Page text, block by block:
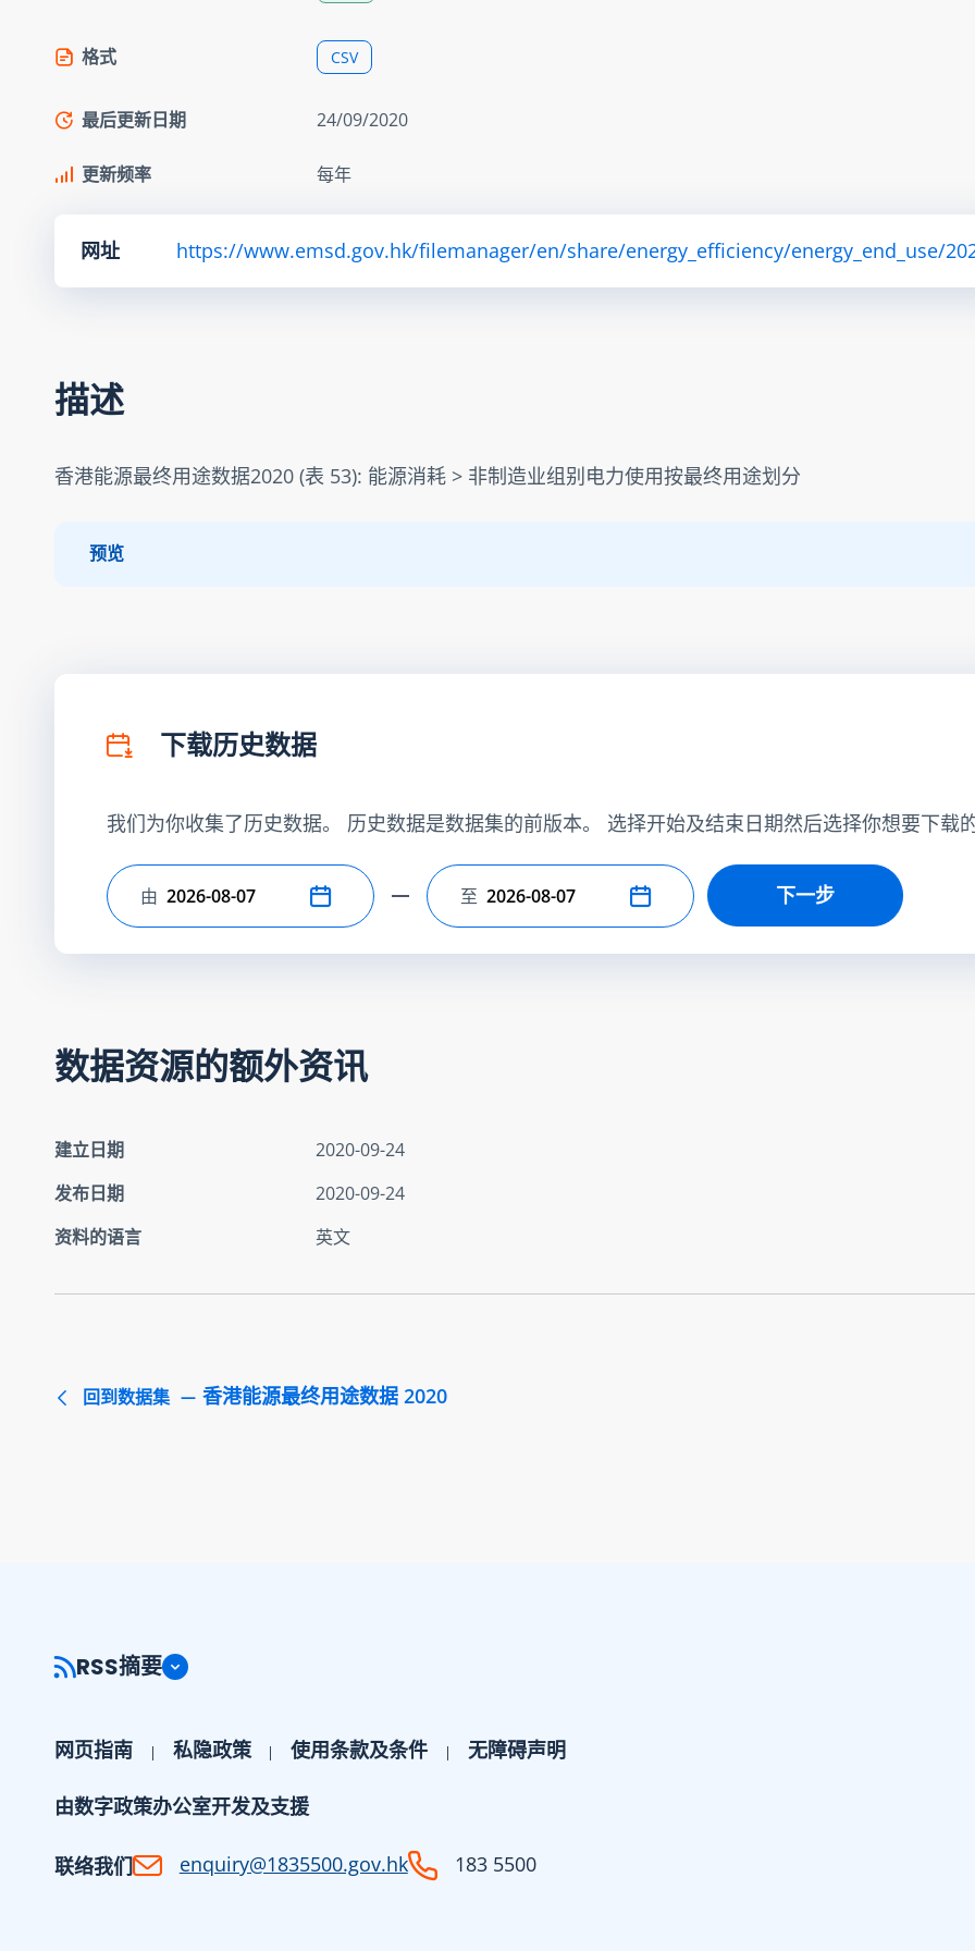
格式 CSV
最后更新日期 24/09/2020
更新频率 每年
网址 https://www.emsd.gov.hk/filemanager/en/share/energy_efficiency/energy_end_use/
描述
香港能源最终用途数据2020 (表 53): 能源消耗 > 非制造业组别电力使用按最终用途划分
预览
下载历史数据
我们为你收集了历史数据。 历史数据是数据集的前版本。 选择开始及结束日期然后选择你想要下载
选择开始日期
由 选择结束日期
至 下一步
数据资源的额外资讯
建立日期
2020-09-24
发布日期
2020-09-24
资料的语言
英文
回到数据集 香港能源最终用途数据 2020
RSS摘要
网页指南 私隐政策 使用条款及条件 无障碍声明
由数字政策办公室开发及支援
联络我们 enquiry@1835500.gov.hk 183 5500